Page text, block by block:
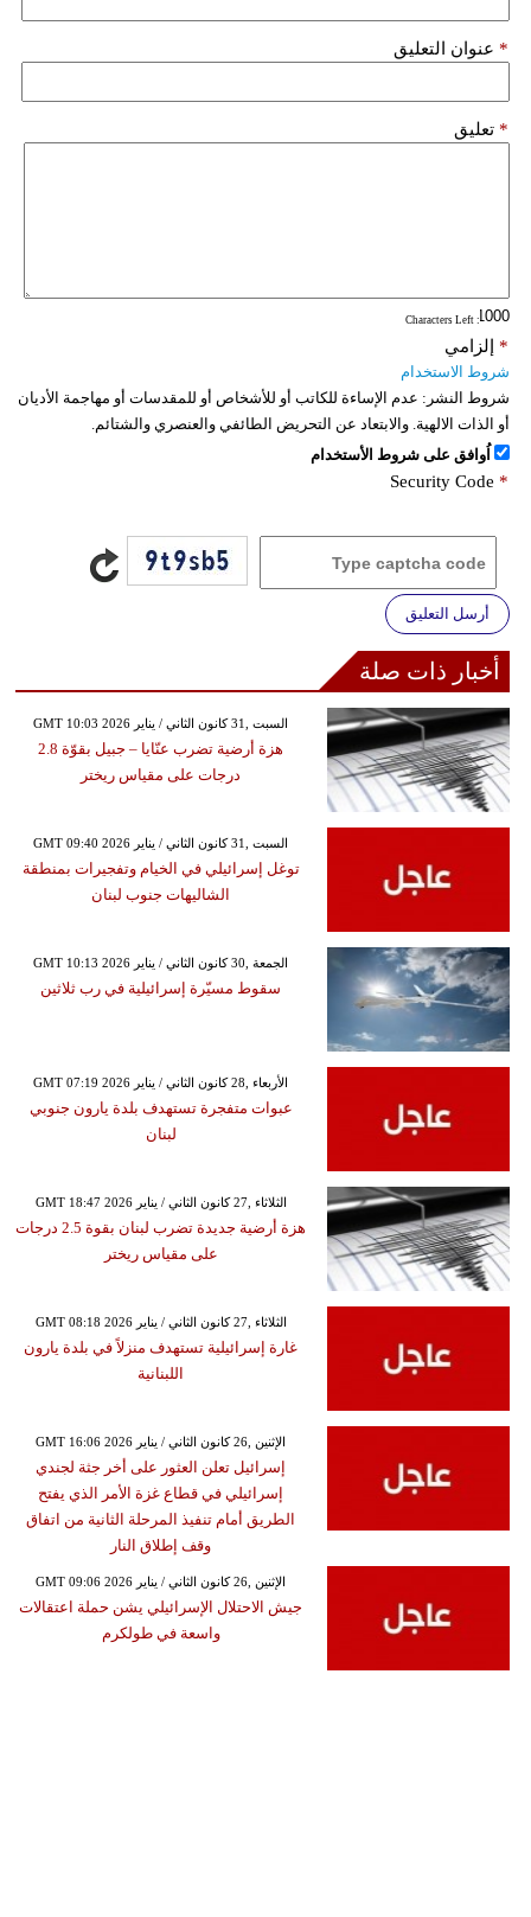
عنوان التعليق *
تعليق *
: Characters Left
إلزامي *
شروط الاستخدام
شروط النشر: عدم الإساءة للكاتب أو للأشخاص أو للمقدسات أو مهاجمة الأديان
أو الذات الالهية. والابتعاد عن التحريض الطائفي والعنصري والشتائم.
اُوافق على شروط الأستخدام
Security Code *
أرسل التعليق
أخبار ذات صلة
GMT 10:03 2026 السبت ,31 كانون الثاني / يناير
هزة أرضية تضرب عنّايا – جبيل بقوّة 2.8
درجات على مقياس ريختر
GMT 09:40 2026 السبت ,31 كانون الثاني / يناير
توغل إسرائيلي في الخيام وتفجيرات بمنطقة
الشاليهات جنوب لبنان
GMT 10:13 2026 الجمعة ,30 كانون الثاني / يناير
سقوط مسيّرة إسرائيلية في رب ثلاثين
GMT 07:19 2026 الأربعاء ,28 كانون الثاني / يناير
عبوات متفجرة تستهدف بلدة يارون جنوبي
لبنان
GMT 18:47 2026 الثلاثاء ,27 كانون الثاني / يناير
هزة أرضية جديدة تضرب لبنان بقوة 2.5 درجات
على مقياس ريختر
GMT 08:18 2026 الثلاثاء ,27 كانون الثاني / يناير
غارة إسرائيلية تستهدف منزلاً في بلدة يارون
اللبنانية
GMT 16:06 2026 الإثنين ,26 كانون الثاني / يناير
إسرائيل تعلن العثور على أخر جثة لجندي
إسرائيلي في قطاع غزة الأمر الذي يفتح
الطريق أمام تنفيذ المرحلة الثانية من اتفاق
وقف إطلاق النار
GMT 09:06 2026 الإثنين ,26 كانون الثاني / يناير
جيش الاحتلال الإسرائيلي يشن حملة اعتقالات
واسعة في طولكرم